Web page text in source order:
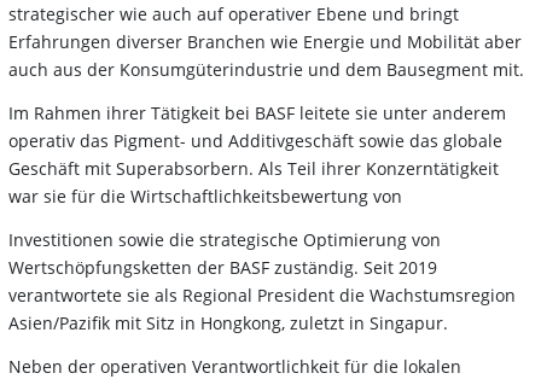
strategischer wie auch auf operativer Ebene und bringt
Erfahrungen diverser Branchen wie Energie und Mobilität aber
auch aus der Konsumgüterindustrie und dem Bausegment mit.
Im Rahmen ihrer Tätigkeit bei BASF leitete sie unter anderem
operativ das Pigment- und Additivgeschäft sowie das globale
Geschäft mit Superabsorbern. Als Teil ihrer Konzerntätigkeit
war sie für die Wirtschaftlichkeitsbewertung von
Investitionen sowie die strategische Optimierung von
Wertschöpfungsketten der BASF zuständig. Seit 2019
verantwortete sie als Regional President die Wachstumsregion
Asien/Pazifik mit Sitz in Hongkong, zuletzt in Singapur.
Neben der operativen Verantwortlichkeit für die lokalen